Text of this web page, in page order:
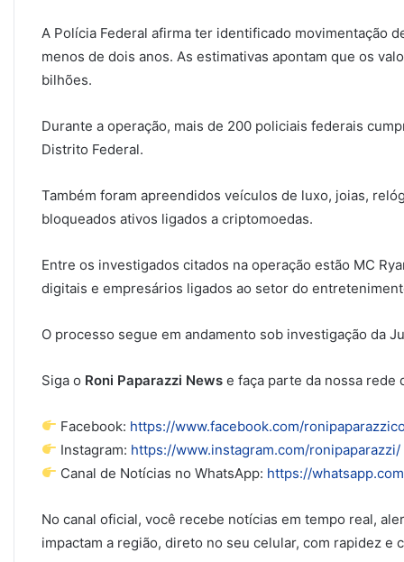
A Polícia Federal afirma ter identificado movimentação
menos de dois anos. As estimativas apontam que os
bilhões.
Durante a operação, mais de 200 policiais federais
Distrito Federal.
Também foram apreendidos veículos de luxo, joias,
bloqueados ativos ligados a criptomoedas.
Entre os investigados citados na operação estão MC
digitais e empresários ligados ao setor do
O processo segue em andamento sob investigação da
Siga o Roni Paparazzi News e faça parte da nossa rede
Facebook: https://www.facebook.com/
Instagram: https://www.instagram.com/ronipaparazzi/
Canal de Notícias no WhatsApp: https://
No canal oficial, você recebe notícias em tempo real,
impactam a região, direto no seu celular, com rapidez e